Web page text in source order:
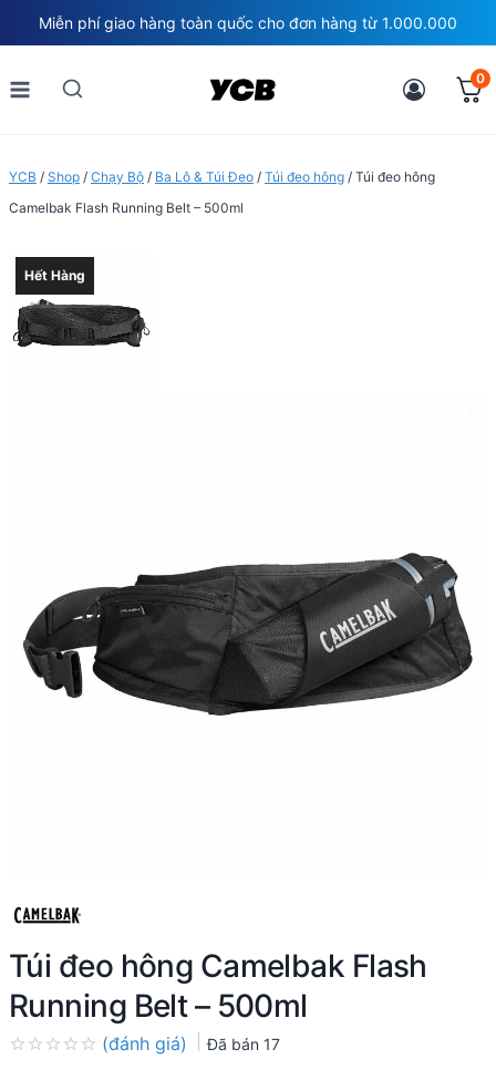
to
content
Miễn phí giao hàng toàn quốc cho đơn hàng từ 1.000.000
0
YCB / Shop / Chạy Bộ / Ba Lô & Túi Đeo / Túi đeo hông / Túi đeo hông
Camelbak Flash Running Belt – 500ml
Hết Hàng
Túi đeo hông Camelbak Flash
Running Belt – 500ml
(đánh giá) Đã bán 17